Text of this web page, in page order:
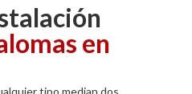
en
tipo median dos